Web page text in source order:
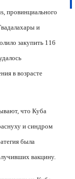
, провинциального
и
закупить 116
в возрасте
что Куба
и синдром
была
вакцину.